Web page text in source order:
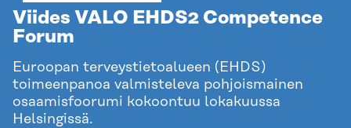
Viides VALO EHDS2 Competence
Forum
Euroopan terveystietoalueen (EHDS)
toimeenpanoa valmisteleva pohjoismainen
osaamisfoorumi kokoontuu lokakuussa
Helsingissä.